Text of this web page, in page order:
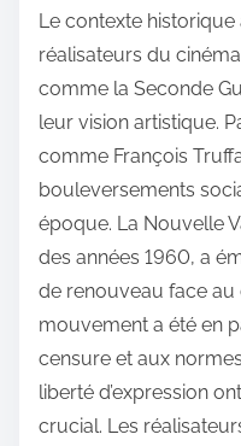
Le contexte
réalisateurs du
comme la Seconde
leur vision artistique.
comme François
bouleversements
époque. La Nouvelle
des années 1960, a
de renouveau face au
mouvement a été en
censure et aux
liberté d’expression
crucial. Les